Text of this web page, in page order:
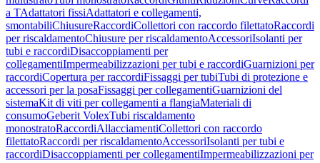
a TAdattatori fissiAdattatori e collegamenti,
smontabiliChiusureRaccordiCollettori con raccordo filettatoRaccordi
per riscaldamentoChiusure per riscaldamentoAccessoriIsolanti per
tubi e raccordiDisaccoppiamenti per
collegamentiImpermeabilizzazioni per tubi e raccordiGuarnizioni per
raccordiCopertura per raccordiFissaggi per tubiTubi di protezione e
accessori per la posaFissaggi per collegamentiGuarnizioni del
sistemaKit di viti per collegamenti a flangiaMateriali di
consumoGeberit VolexTubi riscaldamento
monostratoRaccordiAllacciamentiCollettori con raccordo
filettatoRaccordi per riscaldamentoAccessoriIsolanti per tubi e
raccordiDisaccoppiamenti per collegamentiImpermeabilizzazioni per